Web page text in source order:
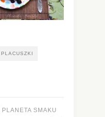
PLACUSZKI
PLANETA SMAKU